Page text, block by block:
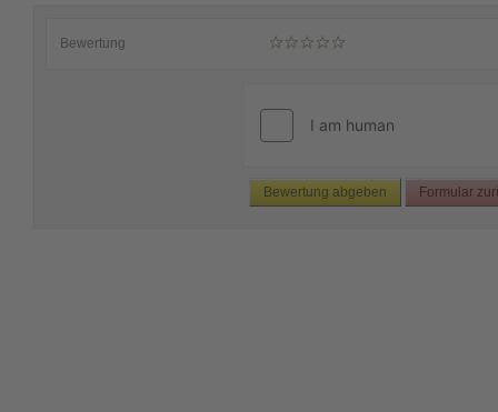
Bewertung